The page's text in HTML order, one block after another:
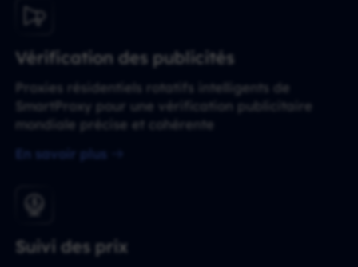
Vérification des publicités
Proxies résidentiels rotatifs intelligents de
SmartProxy pour une vérification publicitaire
mondiale précise et cohérente
En savoir plus
Suivi des prix